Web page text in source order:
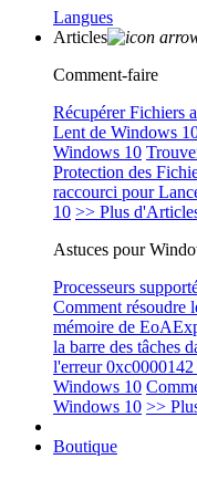
Langues
Articles
Comment-faire
Récupérer Fichiers
Lent de Windows
Windows 10
Protection des
raccourci pour
10 >> Plus
Astuces pour
Processeurs
Comment résoudre
mémoire de
la barre des tâches
l'erreur
Windows 10
Windows 10 >>
Boutique